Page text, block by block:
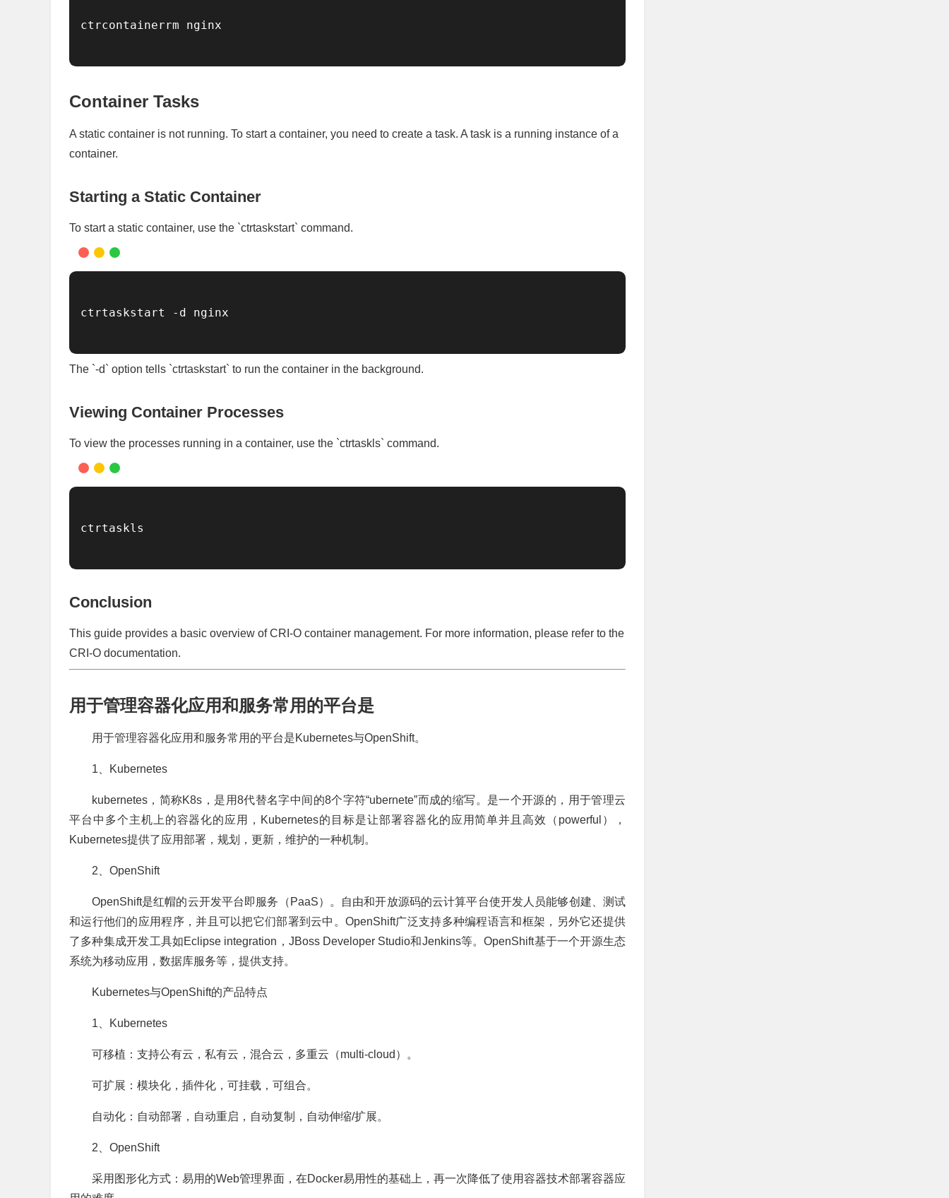
ctrcontainerrm nginx
Container Tasks
A static container is not running. To start a container, you need to create a task. A task is a running instance of a
container.
Starting a Static Container
To start a static container, use the `ctrtaskstart` command.
ctrtaskstart -d nginx
The `-d` option tells `ctrtaskstart` to run the container in the background.
Viewing Container Processes
To view the processes running in a container, use the `ctrtaskls` command.
ctrtaskls
Conclusion
This guide provides a basic overview of CRI-O container management. For more information, please refer to the
CRI-O documentation.
用于管理容器化应用和服务常用的平台是
用于管理容器化应用和服务常用的平台是Kubernetes与OpenShift。
1、Kubernetes
kubernetes，简称K8s，是用8代替名字中间的8个字符“ubernete”而成的缩写。是一个开源的，用于管理云
平台中多个主机上的容器化的应用，Kubernetes的目标是让部署容器化的应用简单并且高效（powerful），
Kubernetes提供了应用部署，规划，更新，维护的一种机制。
2、OpenShift
OpenShift是红帽的云开发平台即服务（PaaS）。自由和开放源码的云计算平台使开发人员能够创建、测试
和运行他们的应用程序，并且可以把它们部署到云中。OpenShift广泛支持多种编程语言和框架，另外它还提供
了多种集成开发工具如Eclipse integration，JBoss Developer Studio和Jenkins等。OpenShift基于一个开源生态
系统为移动应用，数据库服务等，提供支持。
Kubernetes与OpenShift的产品特点
1、Kubernetes
可移植：支持公有云，私有云，混合云，多重云（multi-cloud）。
可扩展：模块化，插件化，可挂载，可组合。
自动化：自动部署，自动重启，自动复制，自动伸缩/扩展。
2、OpenShift
采用图形化方式：易用的Web管理界面，在Docker易用性的基础上，再一次降低了使用容器技术部署容器应